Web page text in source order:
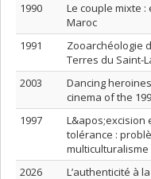
1990
Le couple mixte
Maroc
1991
Zooarchéologie
Terres du Saint-
2003
Dancing
cinema of the
1997
L&apos;excision
tolérance :
2026
L’authenticité à